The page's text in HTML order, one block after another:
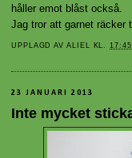
håller emot blåst också.
Jag tror att garnet räcker
UPPLAGD AVALIEL KL. 17:45
23 JANUARI 2013
Inte mycket